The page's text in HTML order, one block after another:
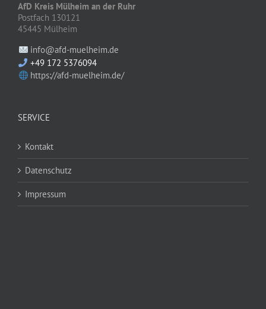
AfD Kreis Mülheim an der Ruhr
Postfach 130121
45445 Mülheim
info@afd-muelheim.de
+49 172 5376094
https://afd-muelheim.de/
SERVICE
Kontakt
Datenschutz
Impressum